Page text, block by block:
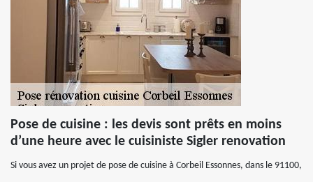
Pose de cuisine : les devis sont prêts en moins
d’une heure avec le cuisiniste Sigler renovation
Si vous avez un projet de pose de cuisine à Corbeil Essonnes, dans le 91100,